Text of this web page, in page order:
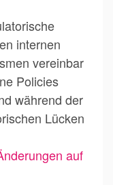
internen
vereinbar
Policies
während der
Lücken
auf